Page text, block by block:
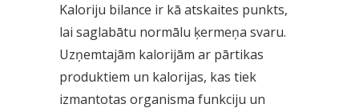
Kaloriju bilance ir kā atskaites punkts,
lai saglabātu normālu ķermeņa svaru.
Uzņemtajām kalorijām ar pārtikas
produktiem un kalorijas, kas tiek
izmantotas organisma funkciju un